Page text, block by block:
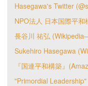
Hasegawa's Twitter
NPO法人 日本国際平和
長谷川 祐弘
Sukehiro Hasegawa
『国連平和構築』
"Primordial